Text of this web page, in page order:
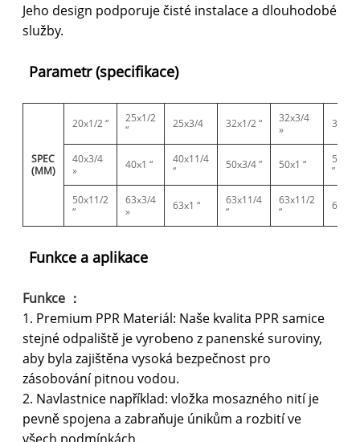
Jeho design podporuje čisté instalace a dlouhodobé
služby.
Parametr (specifikace)
SPEC
(MM)
20x1/2 “
25x1/2
“
25x3/4 32x1/2 “
32x3/4
»
32x1 “
40x3/4
»
40x1 “
40x11/4
“
50x3/4 ” 50x1 “
”
50x11/2
“
63x3/4
»
63x1 “
63x11/4
“
63x11/2
“
63x2 “
Funkce a aplikace
Funkce ：
1. Premium PPR Materiál: Naše kvalita PPR samice
stejné odpaliště je vyrobeno z panenské suroviny,
aby byla zajištěna vysoká bezpečnost pro
zásobování pitnou vodou.
2. Navlastnice například: vložka mosazného nití je
pevně spojena a zabraňuje únikům a rozbití ve